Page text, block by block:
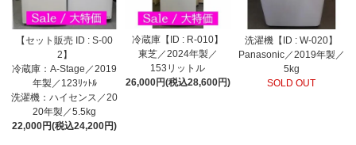
【セット販売 ID : S-00
2】
冷蔵庫：A-Stage／2019
年製／123ﾘｯﾄﾙ
洗濯機：ハイセンス／20
20年製／5.5kg
22,000円(税込24,200円)
冷蔵庫【ID : R-010】
東芝／2024年製／
153リットル
26,000円(税込28,600円)
洗濯機【ID : W-020】
Panasonic／2019年製／
5kg
SOLD OUT